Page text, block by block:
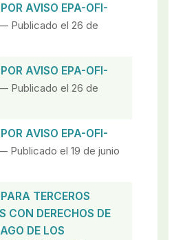
AVISO EPA-OFI-
Publicado el 26 de
AVISO EPA-OFI-
Publicado el 26 de
AVISO EPA-OFI-
Publicado el 19 de junio
TERCEROS
CON DERECHOS DE
DE LOS